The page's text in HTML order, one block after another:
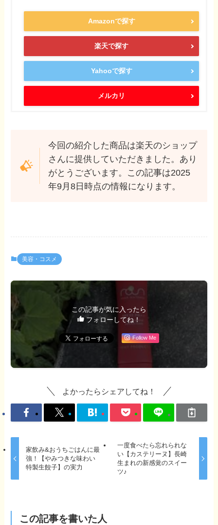
Amazonで探す
楽天で探す
Yahooで探す
メルカリ
今回の紹介した商品は楽天のショップ
さんに提供していただきました。あり
がとうございます。この記事は2025
年9月8日時点の情報になります。
美容・コスメ
この記事が気に入ったら
フォローしてね！
Follow Me
よかったらシェアしてね！
家飲み&おうちごはんに最
強！【やみつきな味わい
特製生餃子】の実力
一度食べたら忘れられな
い【カステリーヌ】長崎
生まれの新感覚のスイー
ツ♪
この記事を書いた人